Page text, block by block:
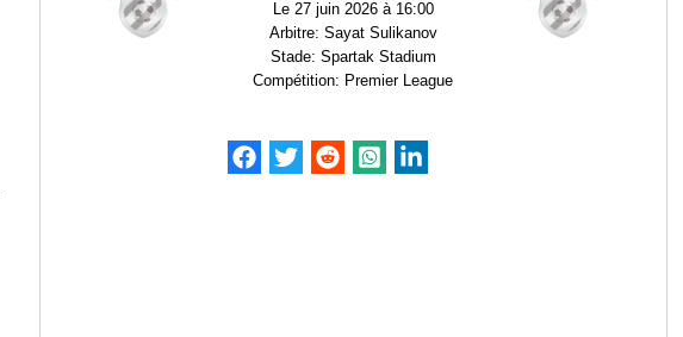
Le 27 juin 2026 à 16:00
Arbitre: Sayat Sulikanov
Stade: Spartak Stadium
Compétition: Premier League